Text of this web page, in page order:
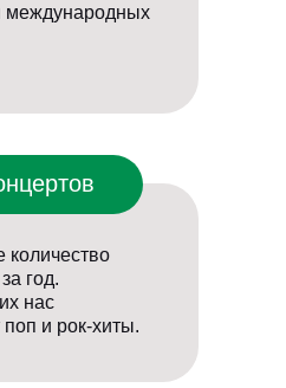
международных
количество
год.
нас
и рок-хиты.